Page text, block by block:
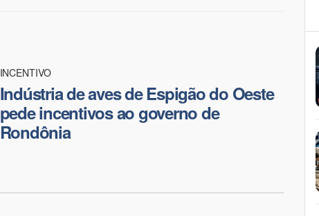
INCENTIVO
Indústria de aves de Espigão do Oeste
pede incentivos ao governo de
Rondônia